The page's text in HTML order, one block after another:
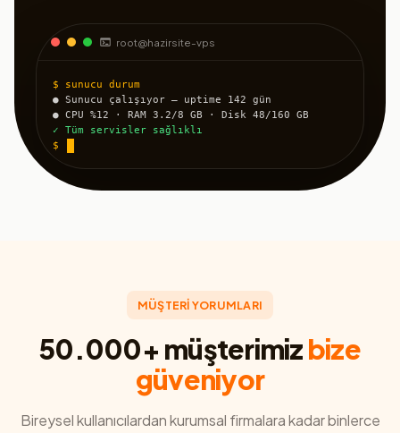
root@hazirsite-vps
$ sunucu durum
● Sunucu çalışıyor — uptime 142 gün
● CPU %12 · RAM 3.2/8 GB · Disk 48/160 GB
✓ Tüm servisler sağlıklı
$
MÜŞTERİ YORUMLARI
50.000+ müşterimizbize
güveniyor
Bireysel kullanıcılardan kurumsal firmalara kadar binlerce